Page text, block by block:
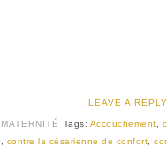
LEAVE A REPLY
MATERNITÉ Tags: Accouchement
contre la césarienne de confort ,